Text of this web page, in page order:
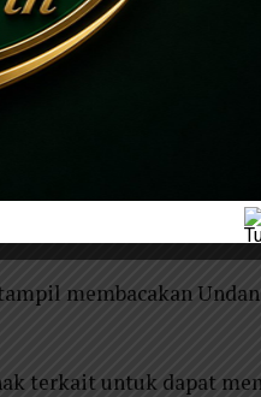
tukang sound,
saat membaca
SMK Negeri di
membacakan
terkait untuk dapat